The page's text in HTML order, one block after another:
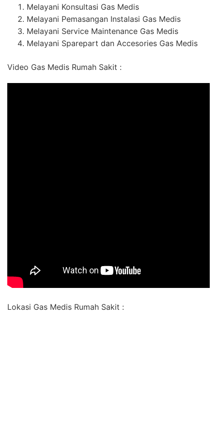
Melayani Konsultasi Gas Medis
Melayani Pemasangan Instalasi Gas Medis
Melayani Service Maintenance Gas Medis
Melayani Sparepart dan Accesories Gas Medis
Video Gas Medis Rumah Sakit :
Lokasi Gas Medis Rumah Sakit :